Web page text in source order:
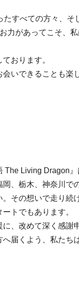
すべての方々、
力があってこそ、
おります。
いできることも楽
The Living Dragon
、栃木、神奈川で
その想いで走り続
トでもあります。
、改めて深く感謝
届くよう、私たち